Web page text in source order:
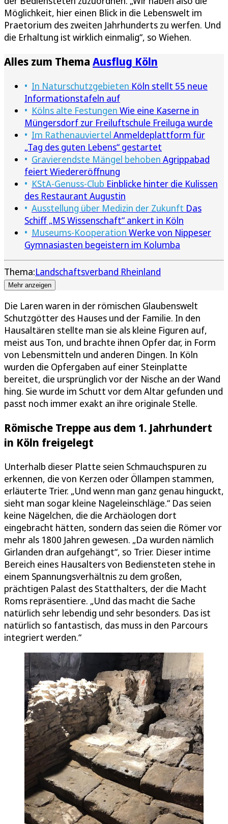
Möglichkeit, hier einen Blick in die Lebenswelt im
Praetorium des zweiten Jahrhunderts zu werfen. Und
die Erhaltung ist wirklich einmalig“, so Wiehen.
Alles zum Thema Ausflug Köln
In Naturschutzgebieten Köln stellt 55 neue
Informationstafeln auf
Kölns alte Festungen Wie eine Kaserne in
Müngersdorf zur Freiluftschule Freiluga wurde
Im Rathenauviertel Anmeldeplattform für
„Tag des guten Lebens“ gestartet
Gravierendste Mängel behoben Agrippabad
feiert Wiedereröffnung
KStA-Genuss-Club Einblicke hinter die Kulissen
des Restaurant Augustin
Ausstellung über Medizin der Zukunft Das
Schiff „MS Wissenschaft“ ankert in Köln
Museums-Kooperation Werke von Nippeser
Gymnasiasten begeistern im Kolumba
Thema:Landschaftsverband Rheinland
Mehr anzeigen
Die Laren waren in der römischen Glaubenswelt
Schutzgötter des Hauses und der Familie. In den
Hausaltären stellte man sie als kleine Figuren auf,
meist aus Ton, und brachte ihnen Opfer dar, in Form
von Lebensmitteln und anderen Dingen. In Köln
wurden die Opfergaben auf einer Steinplatte
bereitet, die ursprünglich vor der Nische an der Wand
hing. Sie wurde im Schutt vor dem Altar gefunden und
passt noch immer exakt an ihre originale Stelle.
Römische Treppe aus dem 1. Jahrhundert
in Köln freigelegt
Unterhalb dieser Platte seien Schmauchspuren zu
erkennen, die von Kerzen oder Öllampen stammen,
erläuterte Trier. „Und wenn man ganz genau hinguckt,
sieht man sogar kleine Nageleinschläge.“ Das seien
keine Nägelchen, die die Archäologen dort
eingebracht hätten, sondern das seien die Römer vor
mehr als 1800 Jahren gewesen. „Da wurden nämlich
Girlanden dran aufgehängt“, so Trier. Dieser intime
Bereich eines Hausalters von Bediensteten stehe in
einem Spannungsverhältnis zu dem großen,
prächtigen Palast des Statthalters, der die Macht
Roms repräsentiere. „Und das macht die Sache
natürlich sehr lebendig und sehr besonders. Das ist
natürlich so fantastisch, das muss in den Parcours
integriert werden.“